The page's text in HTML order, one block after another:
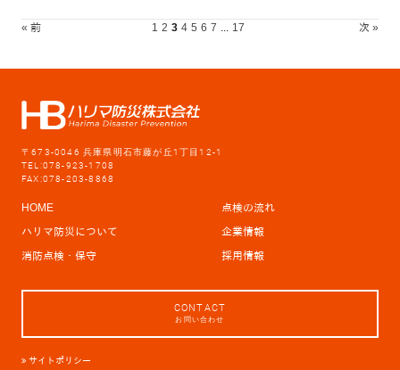
« 前 1 2 3 4 5 6 7 17 次 »
〒673-0046 兵庫県明石市藤が丘1丁目12-1
TEL:078-923-1708
FAX:078-203-8868
HOME
点検の流れ
ハリマ防災について
企業情報
消防点検・保守
採用情報
CONTACT
お問い合わせ
サイトポリシー